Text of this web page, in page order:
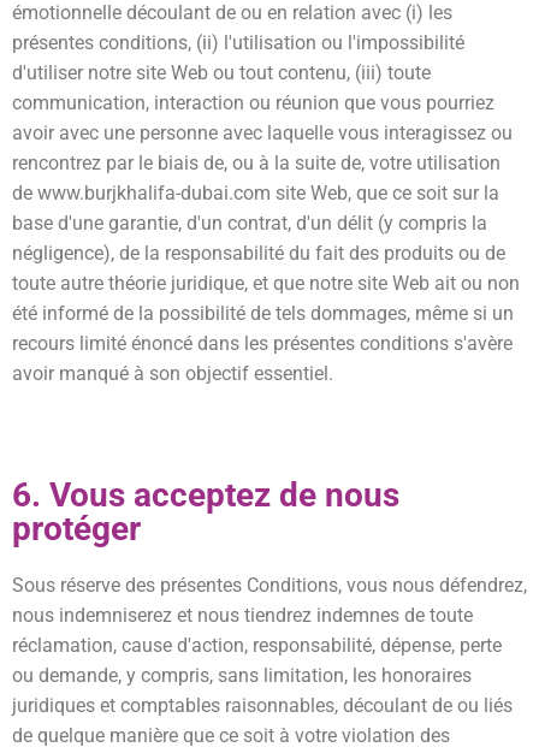
émotionnelle découlant de ou en relation avec (i) les
présentes conditions, (ii) l'utilisation ou l'impossibilité
d'utiliser notre site Web ou tout contenu, (iii) toute
communication, interaction ou réunion que vous pourriez
avoir avec une personne avec laquelle vous interagissez ou
rencontrez par le biais de, ou à la suite de, votre utilisation
de www.burjkhalifa-dubai.com site Web, que ce soit sur la
base d'une garantie, d'un contrat, d'un délit (y compris la
négligence), de la responsabilité du fait des produits ou de
toute autre théorie juridique, et que notre site Web ait ou non
été informé de la possibilité de tels dommages, même si un
recours limité énoncé dans les présentes conditions s'avère
avoir manqué à son objectif essentiel.
6. Vous acceptez de nous
protéger
Sous réserve des présentes Conditions, vous nous défendrez,
nous indemniserez et nous tiendrez indemnes de toute
réclamation, cause d'action, responsabilité, dépense, perte
ou demande, y compris, sans limitation, les honoraires
juridiques et comptables raisonnables, découlant de ou liés
de quelque manière que ce soit à votre violation des